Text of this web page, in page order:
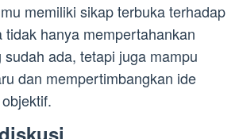
memiliki sikap terbuka terhadap
tidak hanya mempertahankan
ada, tetapi juga mampu
dan mempertimbangkan ide